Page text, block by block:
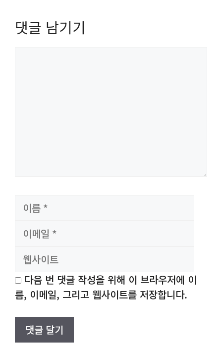
댓글 남기기
트
다음 번 댓글 작성을 위해 이 브라우저에 이
름, 이메일, 그리고 웹사이트를 저장합니다.